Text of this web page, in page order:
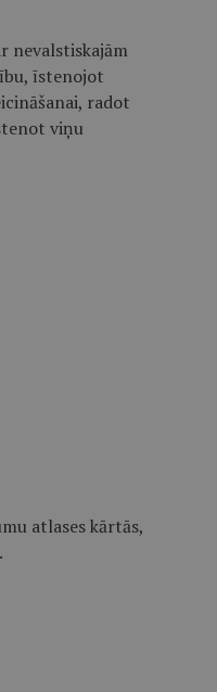
nevalstiskajām
īstenojot
radot
viņu
atlases kārtās,